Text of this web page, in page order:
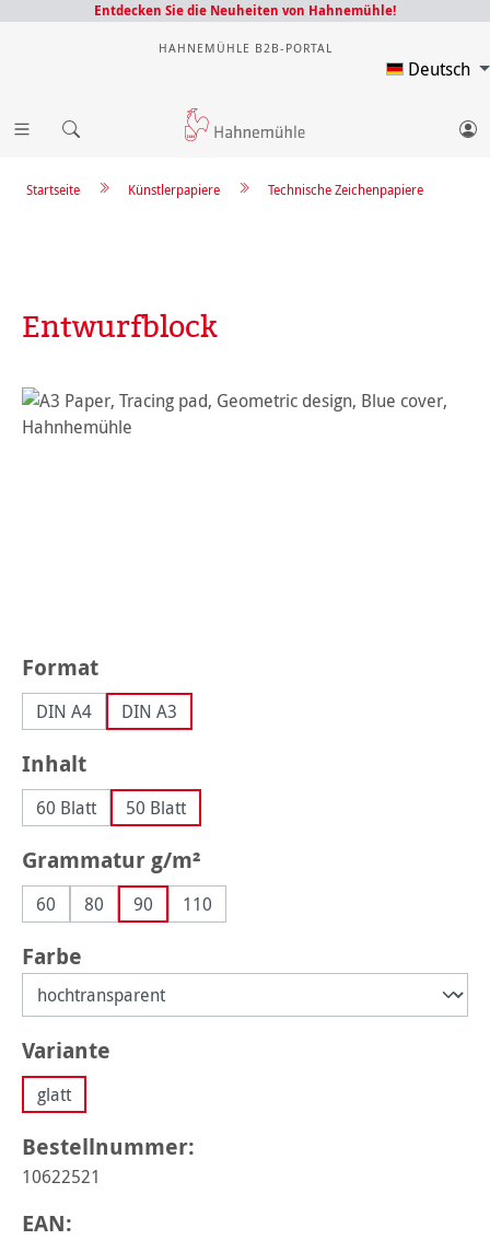
Entdecken Sie die Neuheiten von Hahnemühle!
HAHNEMÜHLE B2B-PORTAL
Deutsch
Technische Zeichenpapiere
Künstlerpapiere
Startseite
Entwurfblock
Bildergalerie überspringen
Formatauswählen
DIN A4 DIN A3
Inhaltauswählen
60 Blatt 50 Blatt
Grammatur g/m²
60 80 90 110
Farbe
Variante
glatt
Bestellnummer:
10622521
EAN: